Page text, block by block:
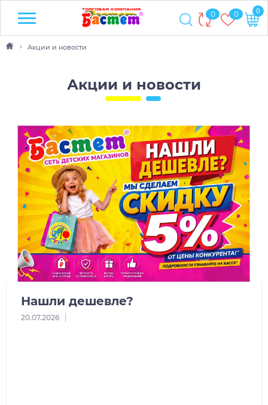
0 0 0
Акции и новости
Акции и новости
Нашли дешевле?
20.07.2026